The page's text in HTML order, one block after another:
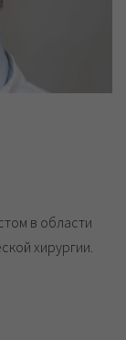
в области
хирургии.